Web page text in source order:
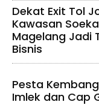
Dekat Exit Tol
Kawasan
Magelang Jadi
Bisnis
Pesta
Imlek dan Cap